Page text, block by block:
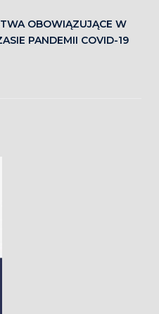
OBOWIĄZUJĄCE W
PANDEMII COVID-19